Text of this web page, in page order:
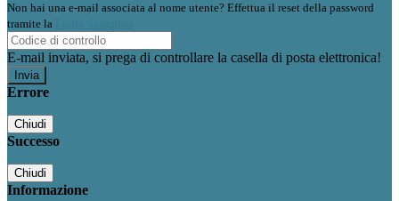
Non hai una e-mail associata al nome utente? Effettua il reset della password
tramite la
E-mail inviata, si prega di controllare la casella di posta elettronica!
Errore
Chiudi
Successo
Chiudi
Informazione